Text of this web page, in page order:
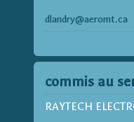
dlandry@aeromt.ca
commis au
RAYTECH